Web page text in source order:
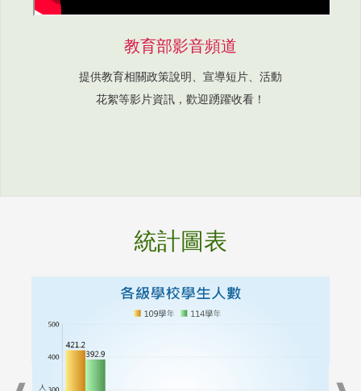
教育部影音頻道
提供教育相關政策說明、宣導短片、活動
花絮等影片資訊，歡迎踴躍收看！
統計圖表